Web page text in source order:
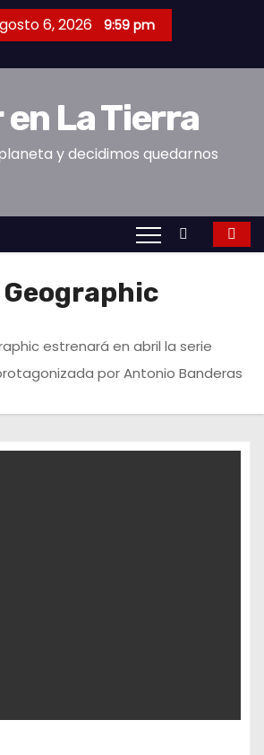
6, 2026 9:59 pm
La Tierra
y decidimos quedarnos
estrenará en abril la serie
por Antonio Banderas